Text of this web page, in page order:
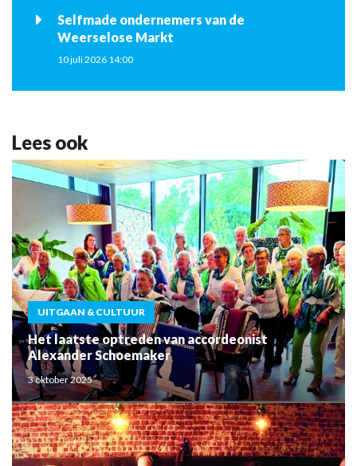
Selfmade ondernemers van de
Weerselose Markt
10 juli 2026 14:00
Lees ook
UITGAAN & CULTUUR
Het laatste optreden van accordeonist
Alexander Schoemaker
3 oktober 2025